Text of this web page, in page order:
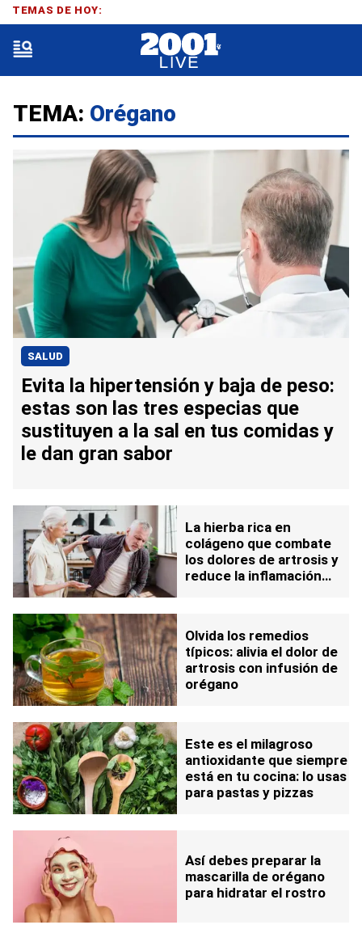
TEMA: Orégano
SALUD
Evita la hipertensión y baja de peso:
estas son las tres especias que
sustituyen a la sal en tus comidas y
le dan gran sabor
La hierba rica en
colágeno que combate
los dolores de artrosis y
reduce la inflamación
Olvida los remedios
típicos: alivia el dolor de
artrosis con infusión de
orégano
Este es el milagroso
antioxidante que siempre
está en tu cocina: lo usas
para pastas y pizzas
Así debes preparar la
mascarilla de orégano
para hidratar el rostro
TEMAS DE HOY: